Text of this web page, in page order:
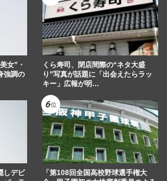
女”・
強調の
くら寿司、閉店間際の“ネタ大盛
り”写真が話題に「出会えたらラッ
キー」広報が明…
しデビ
「第108回全国高校野球選手権大